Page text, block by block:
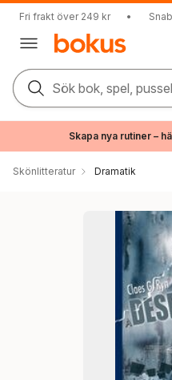
Fri frakt över 249 kr •
Sök bok, spel,
Skapa nya rutiner –
Skönlitteratur Dramatik